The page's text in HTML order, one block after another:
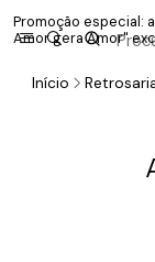
Promoção especial:
Amor gera Amor"
Início